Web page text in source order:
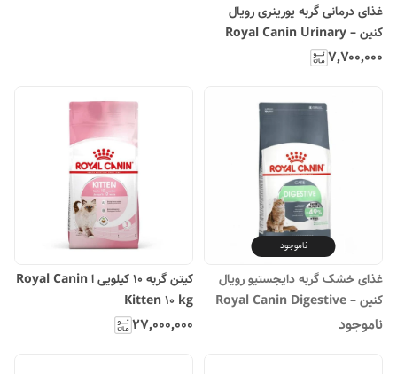
غذای درمانی گربه یورینری رویال
کنین – Royal Canin Urinary
S/O
۷٬۷۰۰٬۰۰۰
ناموجود
غذای خشک گربه دایجستیو رویال
کنین – Royal Canin Digestive
Care
ناموجود
کیتن گربه 10 کیلویی ا Royal Canin
Kitten 10 kg
۲۷٬۰۰۰٬۰۰۰